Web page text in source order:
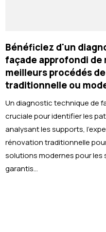
Bénéficiez d'un
façade approfondi de
meilleurs procédés
traditionnelle ou
Un diagnostic technique de
cruciale pour identifier les
analysant les supports,
rénovation traditionnelle
solutions modernes pour
garantis...